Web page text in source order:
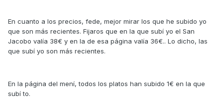
En cuanto a los precios, fede, mejor mirar los que he subido yo
que son más recientes. Fijaros que en la que subí yo el San
Jacobo valía 38€ y en la de esa página valía 36€.. Lo dicho, las
que subí yo son más recientes.
En la página del mení, todos los platos han subido 1€ en la que
subí to.